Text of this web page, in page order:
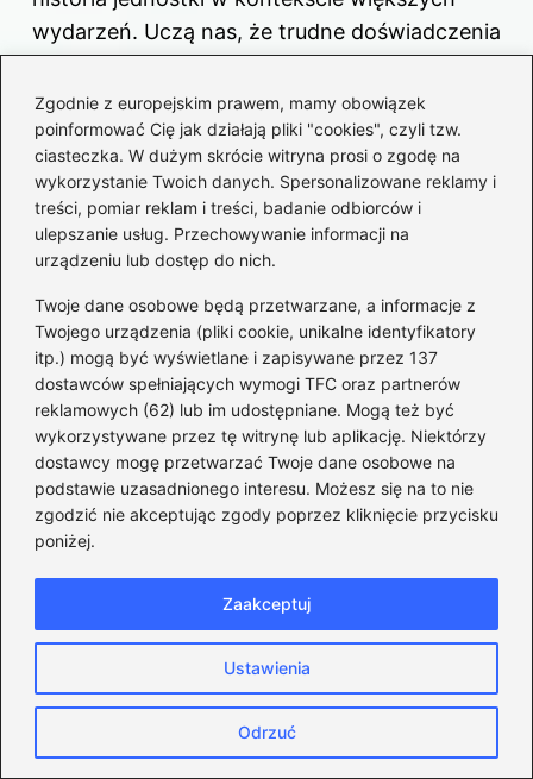
Zgodnie z europejskim prawem, mamy obowiązek
poinformować Cię jak działają pliki "cookies", czyli tzw.
ciasteczka. W dużym skrócie witryna prosi o zgodę na
wykorzystanie Twoich danych. Spersonalizowane reklamy i
treści, pomiar reklam i treści, badanie odbiorców i
ulepszanie usług. Przechowywanie informacji na
urządzeniu lub dostęp do nich.
Twoje dane osobowe będą przetwarzane, a informacje z
Twojego urządzenia (pliki cookie, unikalne identyfikatory
itp.) mogą być wyświetlane i zapisywane przez 137
dostawców spełniających wymogi TFC oraz partnerów
reklamowych (62) lub im udostępniane. Mogą też być
wykorzystywane przez tę witrynę lub aplikację. Niektórzy
dostawcy mogę przetwarzać Twoje dane osobowe na
podstawie uzasadnionego interesu. Możesz się na to nie
zgodzić nie akceptując zgody poprzez kliknięcie przycisku
poniżej.
Ustawienia
Odrzuć
Zaakceptuj
wydarzeń. Uczą nas, że trudne doświadczenia
w dążeniu do sukcesów, a każda historia
posiada wiele warstw i emocji, które mają
wpływ na życie kolejnych pokoleń.
Powiązane wpisy:
Nowe wyzwania i szanse: Jak ustawa o
zdrowiu publicznym transformuje polski
system ochrony zdrowia